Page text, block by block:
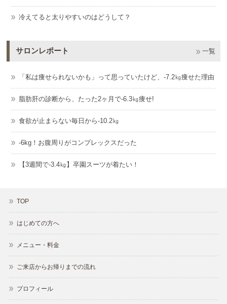
冷えてると太りやすいのはどうして？
サロンレポート 一覧
「私は痩せられないかも」って思っていたけど、-7.2㎏痩せた理由
脂肪肝の診断から、たった2ヶ月で-6.3㎏痩せ!
食欲が止まらない毎日から-10.2㎏
-6kg！お腹周りがコンプレックスだった
【3週間で-3.4㎏】卒園スーツが着たい！
TOP
はじめての方へ
メニュー・料金
ご来店からお帰りまでの流れ
プロフィール